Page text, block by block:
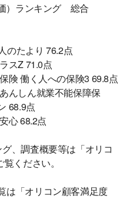
）ランキング 総合
のたより 76.2点
スZ 71.0点
険 働く人への保険3 69.8点
んしん就業不能保障保
68.9点
心 68.2点
、調査概要等は「オリコ
ください。
は「オリコン顧客満足度